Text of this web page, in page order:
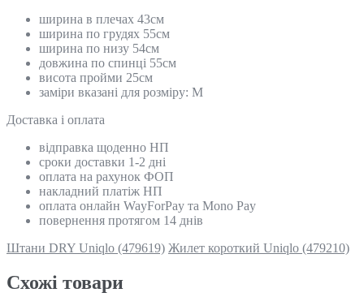
ширина в плечах 43см
ширина по грудях 55см
ширина по низу 54см
довжина по спинці 55см
висота пройми 25см
заміри вказані для розміру: М
Доставка і оплата
відправка щоденно НП
сроки доставки 1-2 дні
оплата на рахунок ФОП
накладний платіж НП
оплата онлайн WayForPay та Mono Pay
повернення протягом 14 днів
Штани DRY Uniqlo (479619) Жилет короткий Uniqlo (479210)
Схожi товари